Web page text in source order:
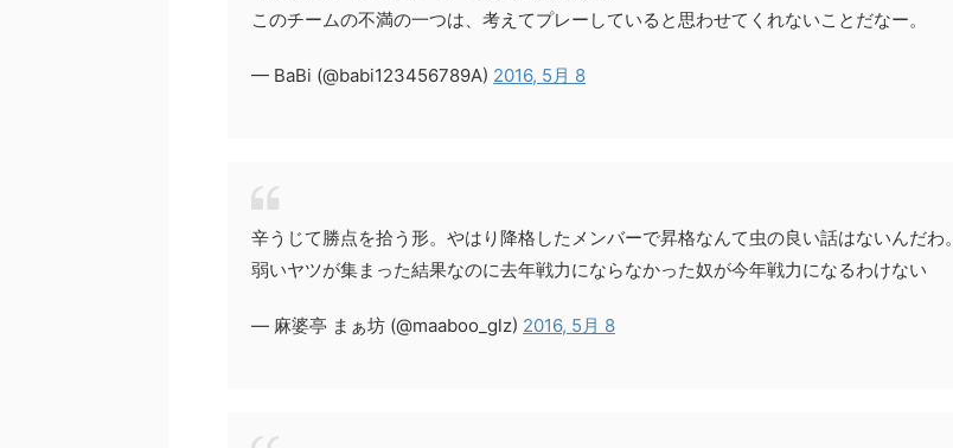
このチームの不満の一つは、考えてプレーしていると思わせてくれないことだなー。
— BaBi (@babi123456789A) 2016, 5月 8
辛うじて勝点を拾う形。やはり降格したメンバーで昇格なんて虫の良い話はないんだわ。
弱いヤツが集まった結果なのに去年戦力にならなかった奴が今年戦力になるわけない
— 麻婆亭 まぁ坊 (@maaboo_glz) 2016, 5月 8